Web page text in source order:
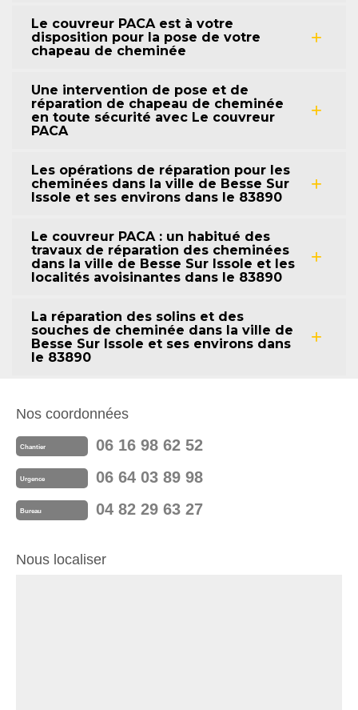
Le couvreur PACA est à votre
disposition pour la pose de votre
chapeau de cheminée
Une intervention de pose et de
réparation de chapeau de cheminée
en toute sécurité avec Le couvreur
PACA
Les opérations de réparation pour les
cheminées dans la ville de Besse Sur
Issole et ses environs dans le 83890
Le couvreur PACA : un habitué des
travaux de réparation des cheminées
dans la ville de Besse Sur Issole et les
localités avoisinantes dans le 83890
La réparation des solins et des
souches de cheminée dans la ville de
Besse Sur Issole et ses environs dans
le 83890
Nos coordonnées
Chantier 06 16 98 62 52
Urgence 06 64 03 89 98
Bureau 04 82 29 63 27
Nous localiser